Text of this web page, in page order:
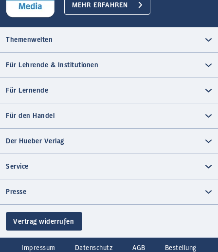
MEHR ERFAHREN
Themenwelten
Für Lehrende & Institutionen
Für Lernende
Für den Handel
Der Hueber Verlag
Service
Presse
Vertrag widerrufen
Impressum Datenschutz AGB Bestellung